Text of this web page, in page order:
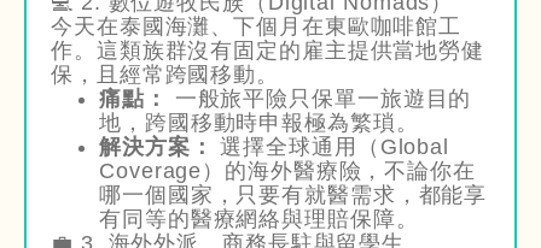
今天在泰國海灘、下個月在東歐咖啡館工
作。這類族群沒有固定的雇主提供當地勞健
保，且經常跨國移動。
痛點：
一般旅平險只保單一旅遊目的
地，跨國移動時申報極為繁瑣。
解決方案：
選擇全球通用（Global
Coverage）的海外醫療險，不論你在
哪一個國家，只要有就醫需求，都能享
有同等的醫療網絡與理賠保障。
💼 3. 海外外派、商務長駐與留學生